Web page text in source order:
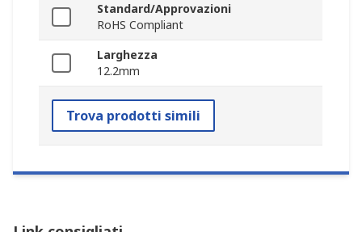
Standard/Approvazioni
RoHS Compliant
Larghezza
12.2mm
Trova prodotti simili